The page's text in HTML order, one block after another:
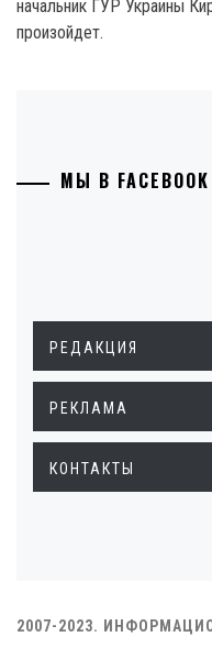
начальник ГУР Украины
произойдет.
МЫ В FACEBOOK
РЕДАКЦИЯ
РЕКЛАМА
КОНТАКТЫ
2007-2023.